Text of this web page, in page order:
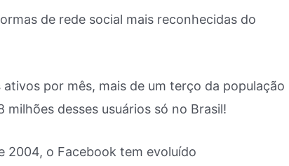
de rede social mais reconhecidas do
por mês, mais de um terço da população
milhões desses usuários só no Brasil!
2004, o Facebook tem evoluído